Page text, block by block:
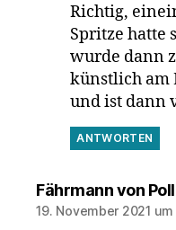
Richtig,
Spritze hatte
wurde dann
künstlich am
und ist dann
ANTWORTEN
Fährmann von
19. November 2021 um